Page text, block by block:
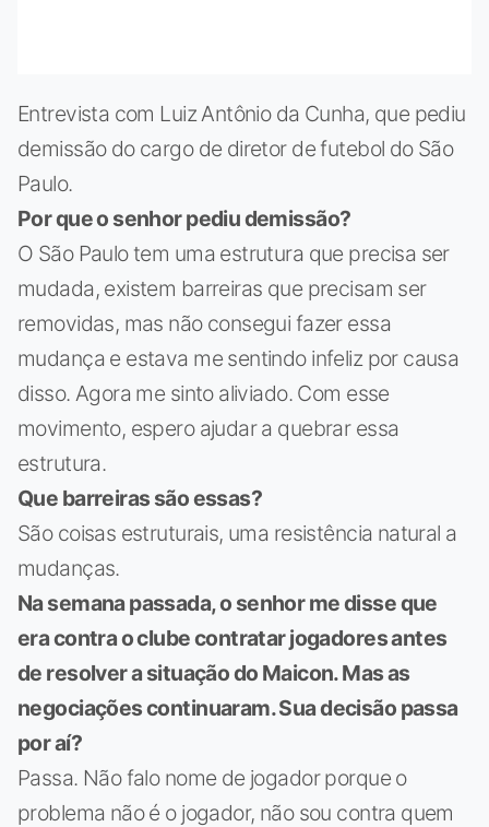
Entrevista com Luiz Antônio da Cunha, que pediu
demissão do cargo de diretor de futebol do São
Paulo.
Por que o senhor pediu demissão?
O São Paulo tem uma estrutura que precisa ser
mudada, existem barreiras que precisam ser
removidas, mas não consegui fazer essa
mudança e estava me sentindo infeliz por causa
disso. Agora me sinto aliviado. Com esse
movimento, espero ajudar a quebrar essa
estrutura.
Que barreiras são essas?
São coisas estruturais, uma resistência natural a
mudanças.
Na semana passada, o senhor me disse que
era contra o clube contratar jogadores antes
de resolver a situação do Maicon. Mas as
negociações continuaram. Sua decisão passa
por aí?
Passa. Não falo nome de jogador porque o
problema não é o jogador, não sou contra quem